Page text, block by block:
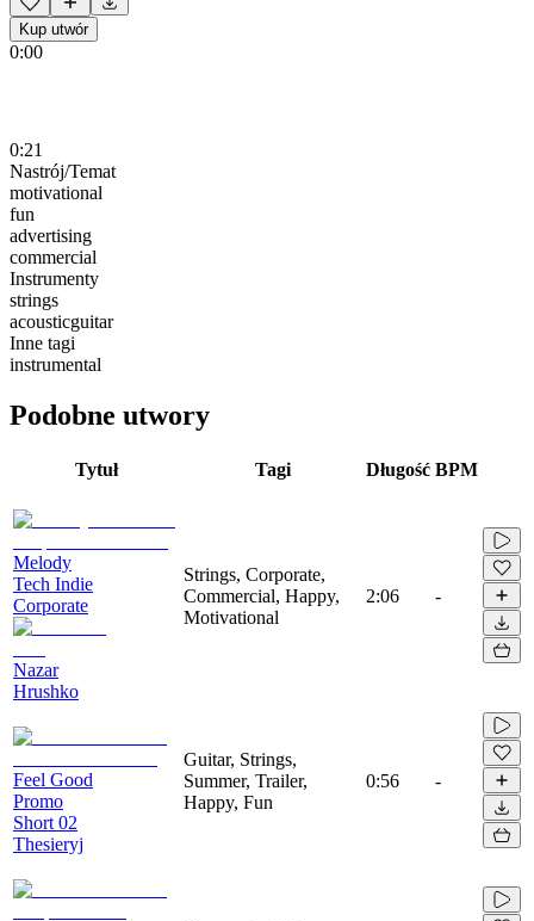
Kup utwór
0:00
0:21
Nastrój/Temat
motivational
fun
advertising
commercial
Instrumenty
strings
acousticguitar
Inne tagi
instrumental
Podobne utwory
Tytuł Tagi Długość BPM
Melody
Tech Indie
Corporate
Nazar
Hrushko
Strings, Corporate,
Commercial, Happy,
Motivational
2:06 -
Feel Good
Promo
Short 02
Thesieryj
Guitar, Strings,
Summer, Trailer,
Happy, Fun
0:56 -